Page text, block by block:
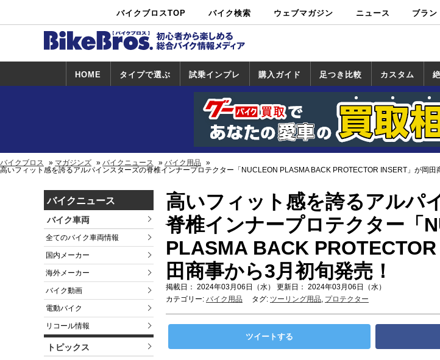
バイクブロスTOP バイク検索
中古バイ
ク・新車検
カタログ検
索
ショップ検
索
ウェブマガジン ニュース ブラン
HOME タイプで選ぶ 試乗インプレ
試乗インプレ
一覧
ホンダ
ヤマハ
スズキ
カワサキ
ハーレー
BMW
トライアンフ
ドゥカティ
購入ガイド
一覧
足つき比較 カスタム
カスタム
一覧
ホンダ
ヤマハ
スズキ
カワサキ道の駅調
ツーリン
日本の道
国道めぐり
林道ツー
バイクブロス マガジンズ バイクニュース
バイク用品
高いフィット感を誇るアルパインスターズの脊椎インナープロテクター「NUCLEON PLASMA BACK PROTECTOR INSERT」が岡田
バイクニュース
バイク車両
全てのバイク車両情報
国内メーカー
海外メーカー
バイク動画
電動バイク
リコール情報
トピックス
高いフィット感を誇るアルパ
脊椎インナープロテクター「
PLASMA BACK
田商事から3月初旬発売！
掲載日： 2024年03月06日（水） 更新日： 2024年03月06日（水）
カテゴリー: バイク用品 タグ: ツーリング用品, プロテクター
ツイートする